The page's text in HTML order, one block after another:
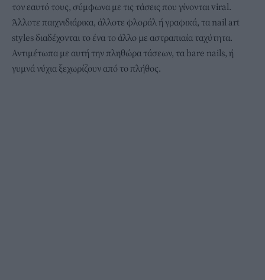
τον εαυτό τους, σύμφωνα με τις τάσεις που γίνονται viral.
Άλλοτε παιχνιδιάρικα, άλλοτε φλοράλ ή γραφικά, τα nail art
styles διαδέχονται το ένα το άλλο με αστραπιαία ταχύτητα.
Αντιμέτωπα με αυτή την πληθώρα τάσεων, τα bare nails, ή
γυμνά νύχια ξεχωρίζουν από το πλήθος.